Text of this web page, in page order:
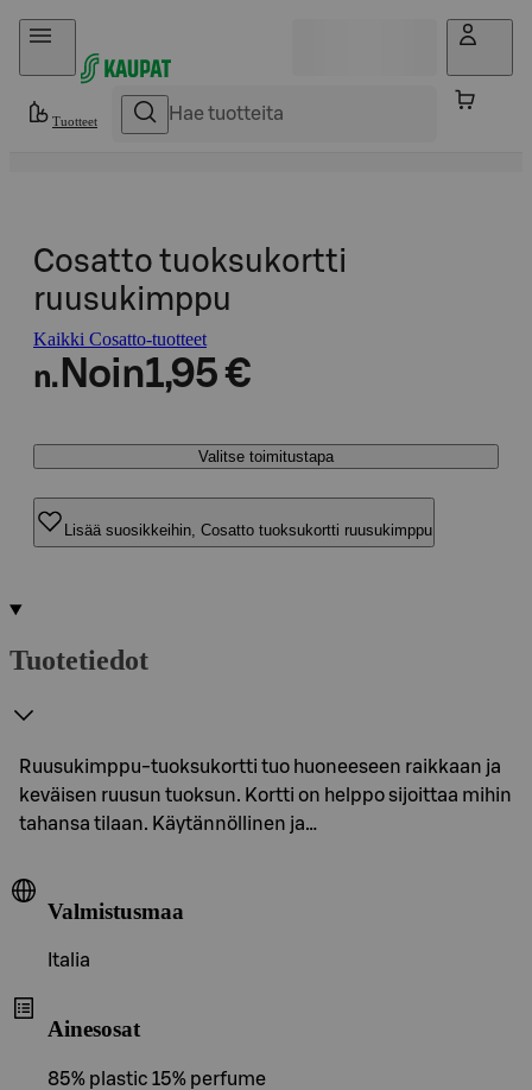
Hyppää sisältöön
Tuotteet
Cosatto tuoksukortti
ruusukimppu
Kaikki Cosatto-tuotteet
n. Noin1,95 €
Valitse toimitustapa
Lisää suosikkeihin, Cosatto tuoksukortti ruusukimppu
Tuotetiedot
Ruusukimppu-tuoksukortti tuo huoneeseen raikkaan ja
keväisen ruusun tuoksun. Kortti on helppo sijoittaa mihin
tahansa tilaan. Käytännöllinen ja…
Valmistusmaa
Italia
Ainesosat
85% plastic 15% perfume